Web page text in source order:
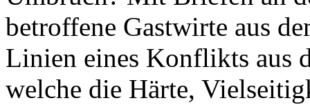
betroffene Gastwirte aus
Linien eines Konflikts aus
welche die Härte,